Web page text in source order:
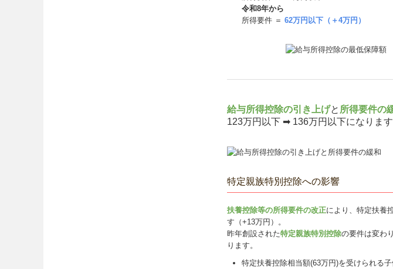
令和8年から
所得要件 ＝ 62万円以下（＋4万円）
給与所得控除の引き上げと 所得要件の
123万円以下 ➡ 136万円以下になります
特定親族特別控除への影響
扶養控除等の所得要件の改正により、特定扶養
す（+13万円）。
昨年創設された特定親族特別控除の要件は変わ
ります。
特定扶養控除相当額(63万円)を受けられる子